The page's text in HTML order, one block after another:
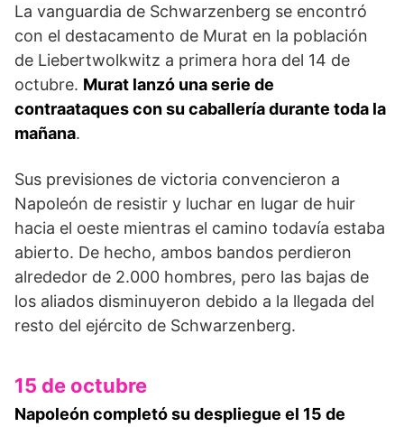
La vanguardia de Schwarzenberg se encontró
con el destacamento de Murat en la población
de Liebertwolkwitz a primera hora del 14 de
octubre. Murat lanzó una serie de
contraataques con su ca­ballería durante toda la
mañana.
Sus previsiones de victoria convencieron a
Napoleón de resistir y luchar en lugar de huir
hacia el oeste mientras el camino to­davía estaba
abierto. De hecho, ambos bandos per­dieron
alrededor de 2.000 hombres, pero las bajas de
los aliados disminuyeron debido a la lle­gada del
resto del ejército de Schwarzenberg.
15 de octubre
Napoleón completó su despliegue el 15 de